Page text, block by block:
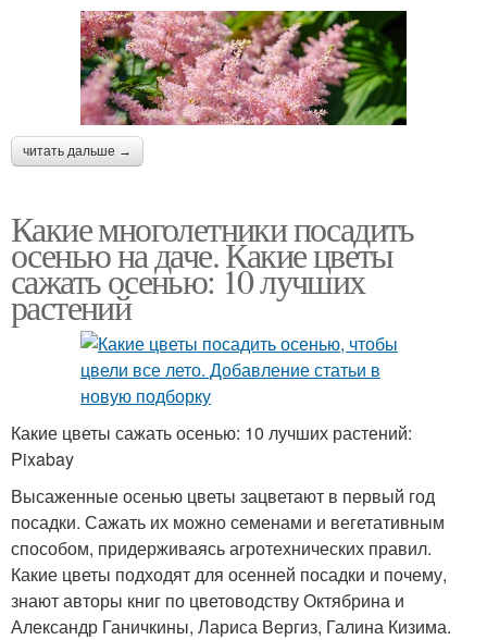
читать дальше →
Какие многолетники посадить
осенью на даче. Какие цветы
сажать осенью: 10 лучших
растений
Какие цветы сажать осенью: 10 лучших растений:
Pixabay
Высаженные осенью цветы зацветают в первый год
посадки. Сажать их можно семенами и вегетативным
способом, придерживаясь агротехнических правил.
Какие цветы подходят для осенней посадки и почему,
знают авторы книг по цветоводству Октябрина и
Александр Ганичкины, Лариса Вергиз, Галина Кизима.